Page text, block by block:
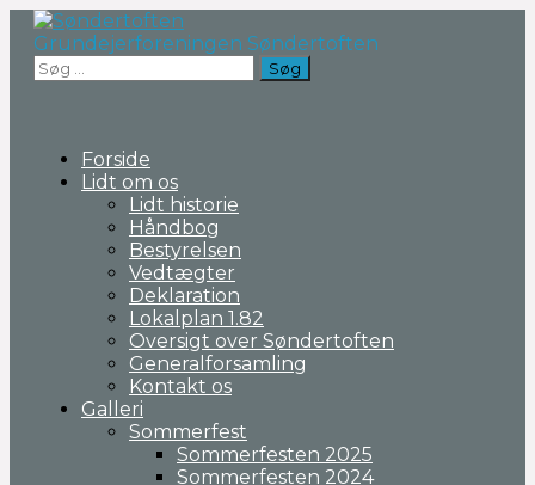
Fortsæt
indhold
Grundejerforeningen Søndertoften
Søg
efter:
Forside
Lidt om os
Lidt historie
Håndbog
Bestyrelsen
Vedtægter
Deklaration
Lokalplan 1.82
Oversigt over Søndertoften
Generalforsamling
Kontakt os
Galleri
Sommerfest
Sommerfesten 2025
Sommerfesten 2024